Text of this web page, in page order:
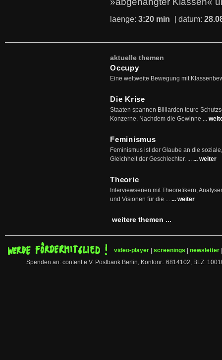
laenge: 3:20 min | datum:
aktuelle themen
Occupy
Eine weltweite Bewegung mit
Die Krise
Staaten spannen Billiarden teure
Konzerne. Nachdem die Gewinne ...
Feminismus
Feminismus ist der Glaube an die
Gleichheit der Geschlechter. ... ... weiter
Theorie
Interviewserien mit Theoretikern,
und Visionen für die ... ... weiter
weitere themen ...
video-player screenings newsletter
Spenden an: content e.V. Postbank Berlin, Kontonr.: 6814102, BLZ: